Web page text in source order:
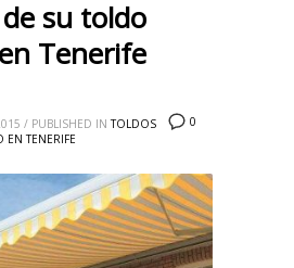
su toldo
Tenerife
0
/ PUBLISHED IN TOLDOS
EN TENERIFE